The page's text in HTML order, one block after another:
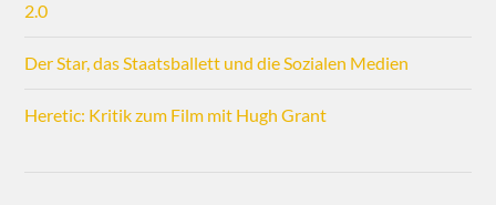
2.0
Der Star, das Staatsballett und die Sozialen Medien
Heretic: Kritik zum Film mit Hugh Grant